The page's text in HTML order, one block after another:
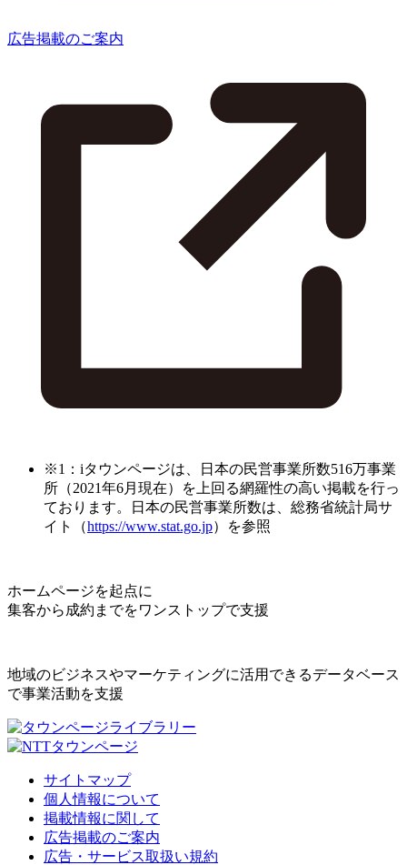
広告掲載のご案内
※1：iタウンページは、日本の民営事業所数516万事業
所（2021年6月現在）を上回る網羅性の高い掲載を行っ
ております。日本の民営事業所数は、総務省統計局サ
イト（https://www.stat.go.jp）を参照
ホームページを起点に
集客から成約までをワンストップで支援
地域のビジネスやマーケティングに活用できるデータベース
で事業活動を支援
サイトマップ
個人情報について
掲載情報に関して
広告掲載のご案内
広告・サービス取扱い規約